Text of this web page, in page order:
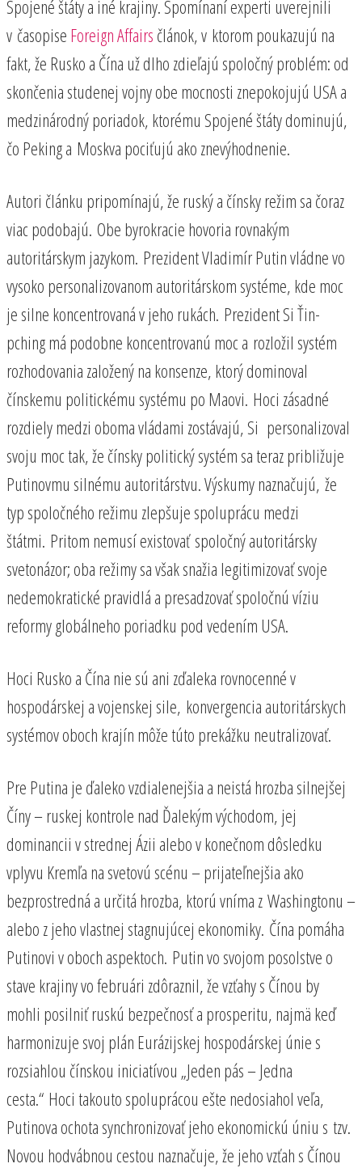
Spojené štáty a iné krajiny. Spomínaní experti uverejnili
v časopise Foreign Affairs článok, v ktorom poukazujú na
fakt, že Rusko a Čína už dlho zdieľajú spoločný problém: od
skončenia studenej vojny obe mocnosti znepokojujú USA a
medzinárodný poriadok, ktorému Spojené štáty dominujú,
čo Peking a Moskva pociťujú ako znevýhodnenie.
Autori článku pripomínajú, že ruský a čínsky režim sa čoraz
viac podobajú. Obe byrokracie hovoria rovnakým
autoritárskym jazykom. Prezident Vladimír Putin vládne vo
vysoko personalizovanom autoritárskom systéme, kde moc
je silne koncentrovaná v jeho rukách. Prezident Si Ťin-
pching má podobne koncentrovanú moc a rozložil systém
rozhodovania založený na konsenze, ktorý dominoval
čínskemu politickému systému po Maovi. Hoci zásadné
rozdiely medzi oboma vládami zostávajú, Si personalizoval
svoju moc tak, že čínsky politický systém sa teraz približuje
Putinovmu silnému autoritárstvu. Výskumy naznačujú, že
typ spoločného režimu zlepšuje spoluprácu medzi
štátmi. Pritom nemusí existovať spoločný autoritársky
svetonázor; oba režimy sa však snažia legitimizovať svoje
nedemokratické pravidlá a presadzovať spoločnú víziu
reformy globálneho poriadku pod vedením USA.
Hoci Rusko a Čína nie sú ani zďaleka rovnocenné v
hospodárskej a vojenskej sile, konvergencia autoritárskych
systémov oboch krajín môže túto prekážku neutralizovať.
Pre Putina je ďaleko vzdialenejšia a neistá hrozba silnejšej
Číny – ruskej kontrole nad Ďalekým východom, jej
dominancii v strednej Ázii alebo v konečnom dôsledku
vplyvu Kremľa na svetovú scénu – prijateľnejšia ako
bezprostredná a určitá hrozba, ktorú vníma z Washingtonu –
alebo z jeho vlastnej stagnujúcej ekonomiky. Čína pomáha
Putinovi v oboch aspektoch. Putin vo svojom posolstve o
stave krajiny vo februári zdôraznil, že vzťahy s Čínou by
mohli posilniť ruskú bezpečnosť a prosperitu, najmä keď
harmonizuje svoj plán Eurázijskej hospodárskej únie s
rozsiahlou čínskou iniciatívou „Jeden pás – Jedna
cesta.“ Hoci takouto spoluprácou ešte nedosiahol veľa,
Putinova ochota synchronizovať jeho ekonomickú úniu s tzv.
Novou hodvábnou cestou naznačuje, že jeho vzťah s Čínou